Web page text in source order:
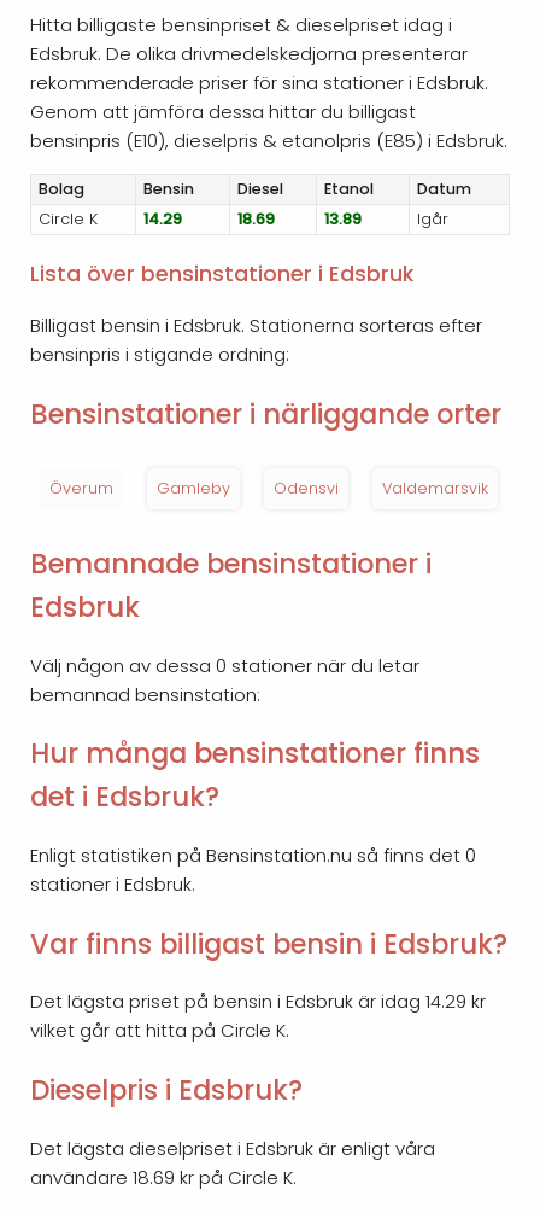
Hitta billigaste bensinpriset & dieselpriset idag i
Edsbruk. De olika drivmedelskedjorna presenterar
rekommenderade priser för sina stationer i Edsbruk.
Genom att jämföra dessa hittar du billigast
bensinpris (E10), dieselpris & etanolpris (E85) i Edsbruk.
Bolag Bensin Diesel Etanol
Datum
Circle K
14.29 18.69 13.89 Igår
Lista över bensinstationer i Edsbruk
Billigast bensin i Edsbruk. Stationerna sorteras efter
bensinpris i stigande ordning:
Bensinstationer i närliggande orter
Överum Gamleby Odensvi Valdemarsvik
Bemannade bensinstationer i
Edsbruk
Välj någon av dessa 0 stationer när du letar
bemannad bensinstation:
Hur många bensinstationer finns
det i Edsbruk?
Enligt statistiken på Bensinstation.nu så finns det 0
stationer i Edsbruk.
Var finns billigast bensin i Edsbruk?
Det lägsta priset på bensin i Edsbruk är idag 14.29 kr
vilket går att hitta på Circle K.
Dieselpris i Edsbruk?
Det lägsta dieselpriset i Edsbruk är enligt våra
användare 18.69 kr på Circle K.